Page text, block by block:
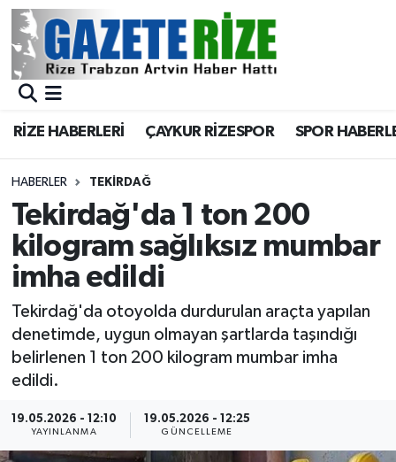
RİZE HABERLERİ ÇAYKUR RİZESPOR SPOR
HABERLER TEKIRDAĞ
Tekirdağ'da 1 ton 200
kilogram sağlıksız mumbar
imha edildi
Tekirdağ'da otoyolda durdurulan araçta yapılan
denetimde, uygun olmayan şartlarda taşındığı
belirlenen 1 ton 200 kilogram mumbar imha
edildi.
19.05.2026 - 12:10
YAYINLANMA
19.05.2026 - 12:25
GÜNCELLEME
BÖLGEMİZ
Asayiş
Rize Jandarma Komutanlığı
Bilim Teknoloji
Advertising news
Canlı Maç
ÇEVRE
Merkez Nöbetçi Eczaneler
Merkez Trafik Yoğunluk Haritası
Süper Lig Puan Durumu ve Fikstür
Tüm Manşetler
Haber Arşivi